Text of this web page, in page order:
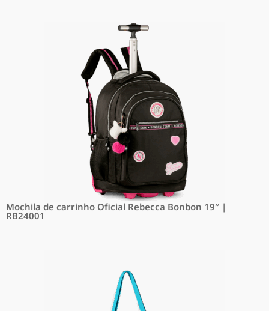
Mochila de carrinho Oficial Rebecca Bonbon 19″ |
RB24001